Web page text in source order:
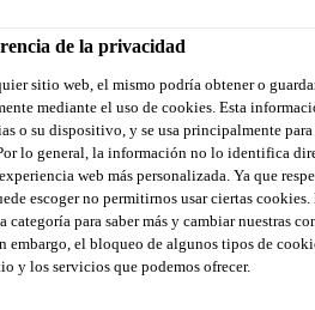
de la privacidad
sitio web, el mismo podría obtener o
mediante el uso de cookies. Esta
o su dispositivo, y se usa principalmente
lo general, la información no lo identifica
web más personalizada. Ya que
escoger no permitirnos usar ciertas
categoría para saber más y cambiar nuestras
embargo, el bloqueo de algunos tipos de
y los servicios que podemos ofrecer.